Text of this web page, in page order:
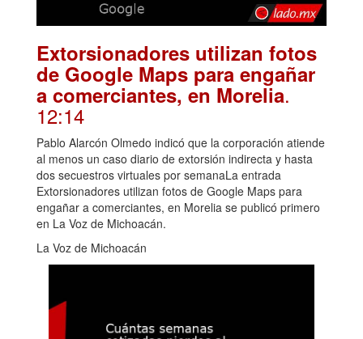
Extorsionadores utilizan fotos
de Google Maps para engañar
a comerciantes, en Morelia.
12:14
Pablo Alarcón Olmedo indicó que la corporación atiende
al menos un caso diario de extorsión indirecta y hasta
dos secuestros virtuales por semanaLa entrada
Extorsionadores utilizan fotos de Google Maps para
engañar a comerciantes, en Morelia se publicó primero
en La Voz de Michoacán.
La Voz de Michoacán